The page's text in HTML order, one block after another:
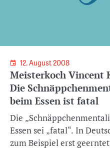
12. August 2008
Meisterkoch Vincent
Die
beim Essen ist fatal
Die
Essen sei „fatal“. In
zum Beispiel erst